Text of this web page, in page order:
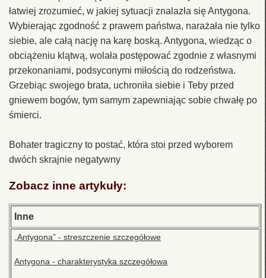
łatwiej zrozumieć, w jakiej sytuacji znalazła się Antygona.
Wybierając zgodność z prawem państwa, narażała nie tylko
siebie, ale całą nację na karę boską. Antygona, wiedząc o
obciążeniu klątwą, wolała postępować zgodnie z własnymi
przekonaniami, podsyconymi miłością do rodzeństwa.
Grzebiąc swojego brata, uchroniła siebie i Teby przed
gniewem bogów, tym samym zapewniając sobie chwałę po
śmierci.
Bohater tragiczny to postać, która stoi przed wyborem
dwóch skrajnie negatywny
Zobacz inne artykuły:
Inne
„Antygona” - streszczenie szczegółowe
Antygona - charakterystyka szczegółowa